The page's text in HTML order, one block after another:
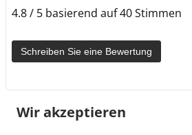
4.8 / 5 basierend auf 40 Stimmen
Schreiben Sie eine Bewertung
Wir akzeptieren